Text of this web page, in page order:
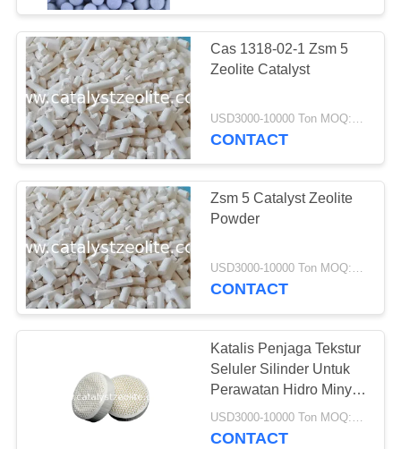
Shift Catalyst
Catalyst Cairan
Cracking Catalyst
42
Cas 1318-02-1 Zsm 5
Zeolite Catalyst
CONTACT
Zsm 5 Catalyst Zeolite
Powder
USD3000-10000 Ton MOQ:1 KG
CONTACT
Katalis Penjaga Tekstur
Seluler Silinder Untuk
Perawatan Hidro Minyak
Gas
USD3000-10000 Ton MOQ:1 buah
CONTACT